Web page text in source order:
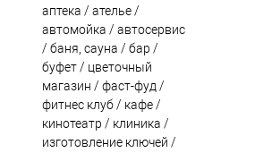
аптека / ателье /
автомойка / автосервис
/ баня, сауна / бар /
буфет / цветочный
магазин / фаст-фуд /
фитнес клуб / кафе /
кинотеатр / клиника /
изготовление ключей /